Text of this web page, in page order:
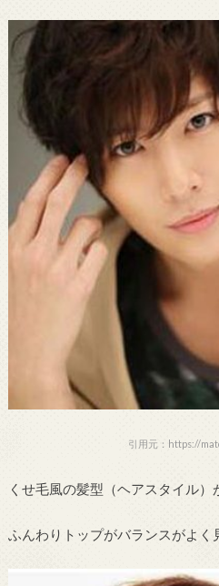
引用元：https://
くせ毛風の髪型（ヘアスタイル）
ふんわりトップがバランスがよく